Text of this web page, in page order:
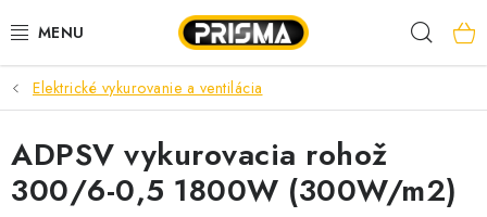
na
AKCIE
LED PÁSY
MODULÁRNE PRÍSTROJE
Elektrické vykurovanie a ventilácia
ADPSV vykurovacia rohož
300/6-0,5 1800W (300W/m2)